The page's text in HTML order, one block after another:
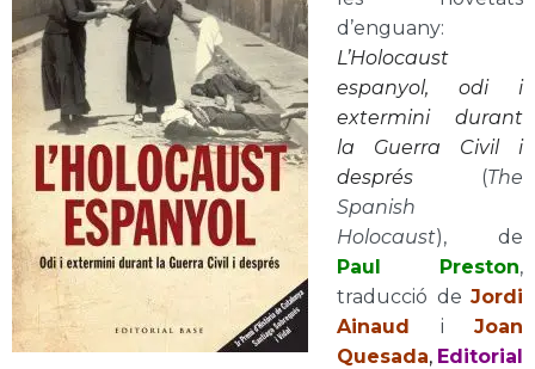
d’enguany:
L’Holocaust
espanyol, odi i
extermini durant
la Guerra Civil i
després (The
Spanish
Holocaust), de
Paul Preston,
traducció de Jordi
Ainaud i Joan
Quesada, Editorial